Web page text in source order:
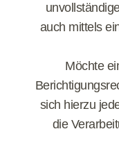
auch mittels
Möchte
sich hierzu
die